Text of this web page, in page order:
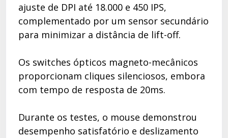
ajuste de DPI até 18.000 e 450 IPS,
complementado por um sensor secundário
para minimizar a distância de lift-off.
Os switches ópticos magneto-mecânicos
proporcionam cliques silenciosos, embora
com tempo de resposta de 20ms.
Durante os testes, o mouse demonstrou
desempenho satisfatório e deslizamento